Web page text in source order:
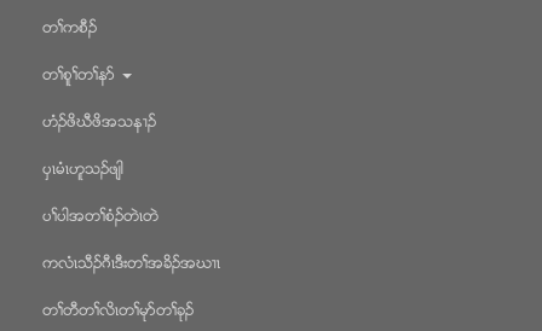
တႈကစီဥ
တႈစူႈတႈနဏ
ဟံဥဖိဃီဖိအသန႕ဥ
ပွၚမံၚဟူသဥဖ်ါ
ပႈပါအတႈစံဥတဲၚတဲ
ကလံၚသီဥဂီၚဒီးတႈအခိဥအဃ႕ၚ
တႈတီတႈလိၚတႈမုဏတႈခုဥ